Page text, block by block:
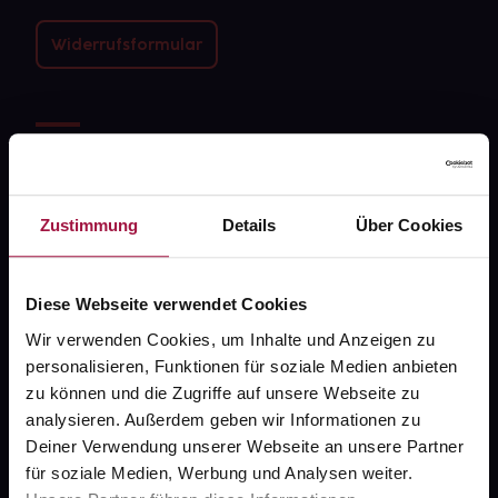
Zustimmung Details Über Cookies
Diese Webseite verwendet Cookies
Wir verwenden Cookies, um Inhalte und Anzeigen zu
personalisieren, Funktionen für soziale Medien anbieten
zu können und die Zugriffe auf unsere Webseite zu
analysieren. Außerdem geben wir Informationen zu
Deiner Verwendung unserer Webseite an unsere Partner
für soziale Medien, Werbung und Analysen weiter.
Widerrufsformular
Über uns
Karriere
PAYBACK
gesund-versorger.de
Sanitätshäuser
Datenschutz